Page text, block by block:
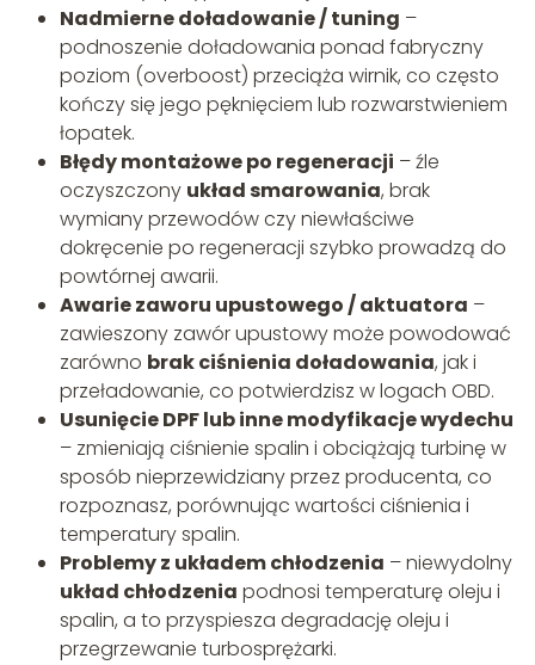
Nadmierne doładowanie / tuning –
podnoszenie doładowania ponad fabryczny
poziom (overboost) przeciąża wirnik, co często
kończy się jego pęknięciem lub rozwarstwieniem
łopatek.
Błędy montażowe po regeneracji – źle
oczyszczony układ smarowania, brak
wymiany przewodów czy niewłaściwe
dokręcenie po regeneracji szybko prowadzą do
powtórnej awarii.
Awarie zaworu upustowego / aktuatora –
zawieszony zawór upustowy może powodować
zarówno brak ciśnienia doładowania, jak i
przeładowanie, co potwierdzisz w logach OBD.
Usunięcie DPF lub inne modyfikacje wydechu
– zmieniają ciśnienie spalin i obciążają turbinę w
sposób nieprzewidziany przez producenta, co
rozpoznasz, porównując wartości ciśnienia i
temperatury spalin.
Problemy z układem chłodzenia – niewydolny
układ chłodzenia podnosi temperaturę oleju i
spalin, a to przyspiesza degradację oleju i
przegrzewanie turbosprężarki.